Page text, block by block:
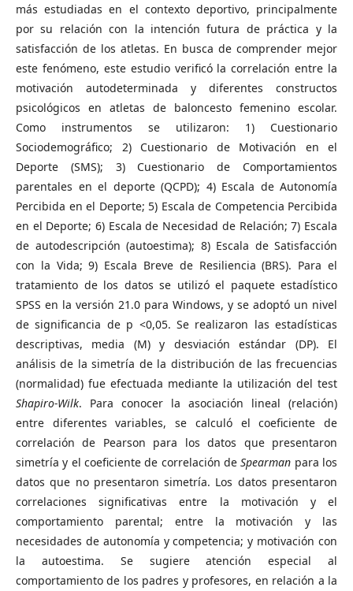
más estudiadas en el contexto deportivo, principalmente
por su relación con la intención futura de práctica y la
satisfacción de los atletas. En busca de comprender mejor
este fenómeno, este estudio verificó la correlación entre la
motivación autodeterminada y diferentes constructos
psicológicos en atletas de baloncesto femenino escolar.
Como instrumentos se utilizaron: 1) Cuestionario
Sociodemográfico; 2) Cuestionario de Motivación en el
Deporte (SMS); 3) Cuestionario de Comportamientos
parentales en el deporte (QCPD); 4) Escala de Autonomía
Percibida en el Deporte; 5) Escala de Competencia Percibida
en el Deporte; 6) Escala de Necesidad de Relación; 7) Escala
de autodescripción (autoestima); 8) Escala de Satisfacción
con la Vida; 9) Escala Breve de Resiliencia (BRS). Para el
tratamiento de los datos se utilizó el paquete estadístico
SPSS en la versión 21.0 para Windows, y se adoptó un nivel
de significancia de p <0,05. Se realizaron las estadísticas
descriptivas, media (M) y desviación estándar (DP). El
análisis de la simetría de la distribución de las frecuencias
(normalidad) fue efectuada mediante la utilización del test
Shapiro-Wilk. Para conocer la asociación lineal (relación)
entre diferentes variables, se calculó el coeficiente de
correlación de Pearson para los datos que presentaron
simetría y el coeficiente de correlación deSpearman para los
datos que no presentaron simetría. Los datos presentaron
correlaciones significativas entre la motivación y el
comportamiento parental; entre la motivación y las
necesidades de autonomía y competencia; y motivación con
la autoestima. Se sugiere atención especial al
comportamiento de los padres y profesores, en relación a la